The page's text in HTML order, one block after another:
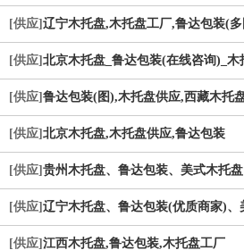
[供应] 辽宁木托盘,木托盘工厂,鲁达包装(多
[供应] 北京木托盘_鲁达包装(在线咨询)_木
[供应] 鲁达包装(图),木托盘供应,西藏木托
[供应] 北京木托盘,木托盘供应,鲁达包装
[供应] 贵州木托盘、鲁达包装、美式木托盘
[供应] 辽宁木托盘、鲁达包装(优质商家)、
[供应] 江西木托盘,鲁达包装,木托盘工厂